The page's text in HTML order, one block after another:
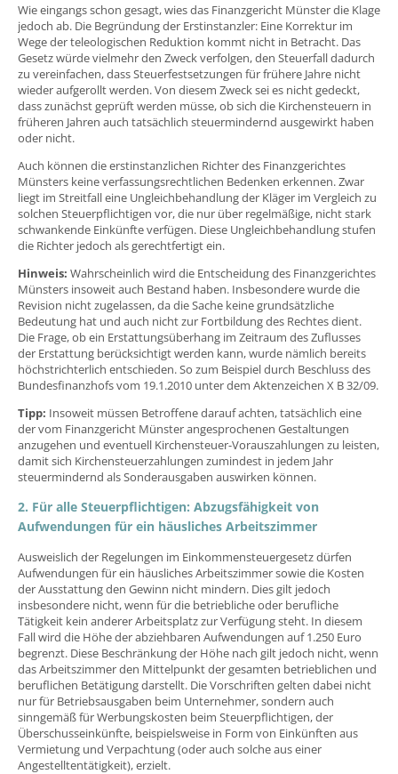
Wie eingangs schon gesagt, wies das Finanzgericht Münster die Klage
jedoch ab. Die Begründung der Erstinstanzler: Eine Korrektur im
Wege der teleologischen Reduktion kommt nicht in Betracht. Das
Gesetz würde vielmehr den Zweck verfolgen, den Steuerfall dadurch
zu vereinfachen, dass Steuerfestsetzungen für frühere Jahre nicht
wieder aufgerollt werden. Von diesem Zweck sei es nicht gedeckt,
dass zunächst geprüft werden müsse, ob sich die Kirchensteuern in
früheren Jahren auch tatsächlich steuermindernd ausgewirkt haben
oder nicht.
Auch können die erstinstanzlichen Richter des Finanzgerichtes
Münsters keine verfassungsrechtlichen Bedenken erkennen. Zwar
liegt im Streitfall eine Ungleichbehandlung der Kläger im Vergleich zu
solchen Steuerpflichtigen vor, die nur über regelmäßige, nicht stark
schwankende Einkünfte verfügen. Diese Ungleichbehandlung stufen
die Richter jedoch als gerechtfertigt ein.
Hinweis: Wahrscheinlich wird die Entscheidung des Finanzgerichtes
Münsters insoweit auch Bestand haben. Insbesondere wurde die
Revision nicht zugelassen, da die Sache keine grundsätzliche
Bedeutung hat und auch nicht zur Fortbildung des Rechtes dient.
Die Frage, ob ein Erstattungsüberhang im Zeitraum des Zuflusses
der Erstattung berücksichtigt werden kann, wurde nämlich bereits
höchstrichterlich entschieden. So zum Beispiel durch Beschluss des
Bundesfinanzhofs vom 19.1.2010 unter dem Aktenzeichen X B 32/09.
Tipp: Insoweit müssen Betroffene darauf achten, tatsächlich eine
der vom Finanzgericht Münster angesprochenen Gestaltungen
anzugehen und eventuell Kirchensteuer-Vorauszahlungen zu leisten,
damit sich Kirchensteuerzahlungen zumindest in jedem Jahr
steuermindernd als Sonderausgaben auswirken können.
2. Für alle Steuerpflichtigen: Abzugsfähigkeit von
Aufwendungen für ein häusliches Arbeitszimmer
Ausweislich der Regelungen im Einkommensteuergesetz dürfen
Aufwendungen für ein häusliches Arbeitszimmer sowie die Kosten
der Ausstattung den Gewinn nicht mindern. Dies gilt jedoch
insbesondere nicht, wenn für die betriebliche oder berufliche
Tätigkeit kein anderer Arbeitsplatz zur Verfügung steht. In diesem
Fall wird die Höhe der abziehbaren Aufwendungen auf 1.250 Euro
begrenzt. Diese Beschränkung der Höhe nach gilt jedoch nicht, wenn
das Arbeitszimmer den Mittelpunkt der gesamten betrieblichen und
beruflichen Betätigung darstellt. Die Vorschriften gelten dabei nicht
nur für Betriebsausgaben beim Unternehmer, sondern auch
sinngemäß für Werbungskosten beim Steuerpflichtigen, der
Überschusseinkünfte, beispielsweise in Form von Einkünften aus
Vermietung und Verpachtung (oder auch solche aus einer
Angestelltentätigkeit), erzielt.